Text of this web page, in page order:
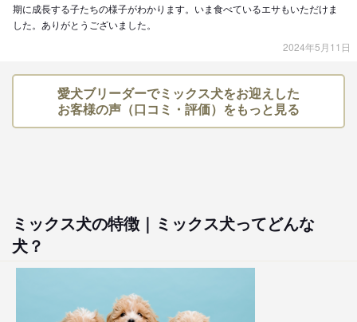
期に成長する子たちの様子がわかります。いま食べているエサもいただけま
した。ありがとうございました。
2024年5月11日
愛犬ブリーダーでミックス犬をお迎えした
お客様の声（口コミ・評価）をもっと見る
ミックス犬の特徴｜ミックス犬ってどんな
犬？